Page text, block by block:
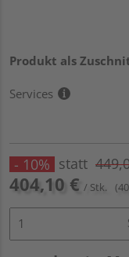
Produkt als
Services
- 10% statt
404,10 € / Stk.